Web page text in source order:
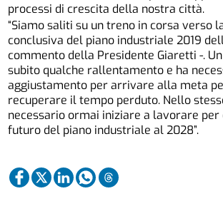
processi di crescita della nostra città.
“Siamo saliti su un treno in corsa verso
conclusiva del piano industriale 2019
commento della Presidente Giaretti -.
subito qualche rallentamento e ha
aggiustamento per arrivare alla meta
recuperare il tempo perduto. Nello
necessario ormai iniziare a lavorare
futuro del piano industriale al 2028”.